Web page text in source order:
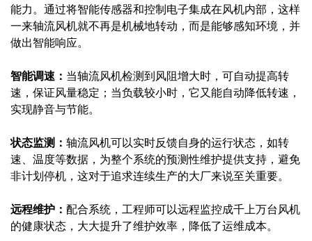
能力。通过将智能传感器和控制电子集成在风机内部，这样
一来轴流风机就不再是机械地转动，而是能够感知环境，并
做出智能响应。
智能调速： 当轴流风机检测到风阻增大时，可自动提高转
速，保证风量稳定；当负载较小时，它又能自动降低转速，
实现静音与节能。
状态监测： 轴流风机可以实时反馈自身的运行状态，如转
速、温度等数据，为整个系统的预测性维护提供支持，避免
非计划停机，这对于追求连续生产的大厂来说至关重要。
远程维护： 配合系统，工程师可以远程监控成千上万台风机
的健康状态，大大提升了维护效率，降低了运维成本。